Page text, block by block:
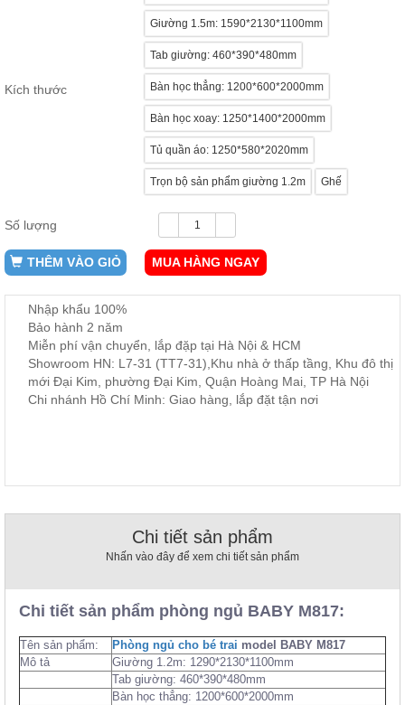
ban
Trang
Cây
cảnh
Nội
Thất
Hàng
Kích thước
Giường 1.5m: 1590*2130*1100mm
Tab giường: 460*390*480mm
Bàn học thẳng: 1200*600*2000mm
Bàn học xoay: 1250*1400*2000mm
Tủ quần áo: 1250*580*2020mm
Trọn bộ sản phẩm giường 1.2m Ghế
Số lượng
THÊM VÀO GIỎ MUA HÀNG NGAY
Nhập khẩu 100%
Bảo hành 2 năm
Miễn phí vận chuyển, lắp đặp tại Hà Nội & HCM
Showroom HN: L7-31 (TT7-31),Khu nhà ở thấp tầng, Khu đô thị
mới Đại Kim, phường Đại Kim, Quận Hoàng Mai, TP Hà Nội
Chi nhánh Hồ Chí Minh: Giao hàng, lắp đặt tận nơi
Chi tiết sản phẩm
Nhấn vào đây để xem chi tiết sản phẩm
Chi tiết sản phẩm phòng ngủ BABY M817:
Tên sản phẩm: Phòng ngủ cho bé trai model BABY M817
Mô tả
Giường 1.2m: 1290*2130*1100mm
Tab giường: 460*390*480mm
Bàn học thẳng: 1200*600*2000mm